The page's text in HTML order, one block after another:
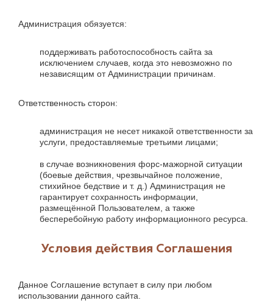
Администрация обязуется:
поддерживать работоспособность сайта за
исключением случаев, когда это невозможно по
независящим от Администрации причинам.
Ответственность сторон:
администрация не несет никакой ответственности за
услуги, предоставляемые третьими лицами;
в случае возникновения форс-мажорной ситуации
(боевые действия, чрезвычайное положение,
стихийное бедствие и т. д.) Администрация не
гарантирует сохранность информации,
размещённой Пользователем, а также
бесперебойную работу информационного ресурса.
Условия действия Соглашения
Данное Соглашение вступает в силу при любом
использовании данного сайта.